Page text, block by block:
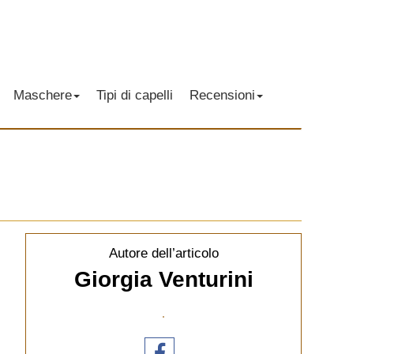
Maschere Tipi di capelli Recensioni
Autore dell’articolo
Giorgia Venturini